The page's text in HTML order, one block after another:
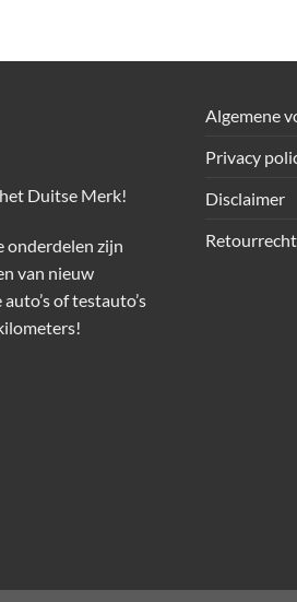
Duitse Merk!
onderdelen zijn
van nieuw
of testauto’s
Algemene
Privacy
Disclaimer
Retourrecht